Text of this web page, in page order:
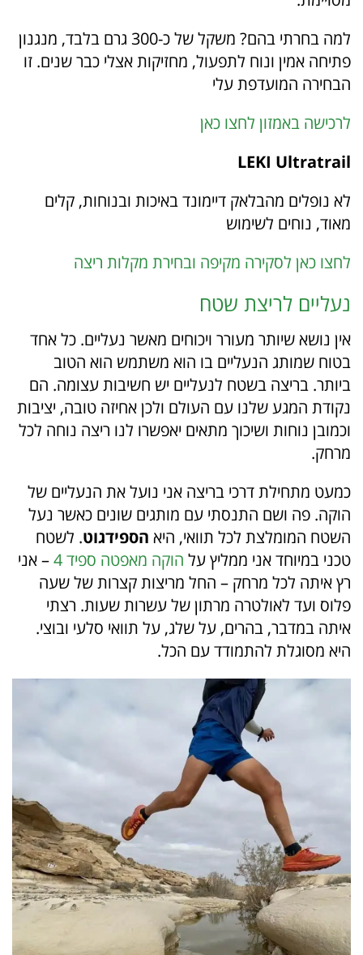
למה בחרתי בהם? משקל של כ-300 גרם בלבד, מנגנון
פתיחה אמין ונוח לתפעול, מחזיקות אצלי כבר שנים. זו
הבחירה המועדפת עלי
לרכישה באמזון לחצו כאן
LEKI Ultratrail
לא נופלים מהבלאק דיימונד באיכות ובנוחות, קלים
מאוד, נוחים לשימוש
לחצו כאן לסקירה מקיפה ובחירת מקלות ריצה
נעליים לריצת שטח
אין נושא שיותר מעורר ויכוחים מאשר נעליים. כל אחד
בטוח שמותג הנעליים בו הוא משתמש הוא הטוב
ביותר. בריצה בשטח לנעליים יש חשיבות עצומה. הם
נקודת המגע שלנו עם העולם ולכן אחיזה טובה, יציבות
וכמובן נוחות ושיכוך מתאים יאפשרו לנו ריצה נוחה לכל
מרחק.
כמעט מתחילת דרכי בריצה אני נועל את הנעליים של
הוקה. פה ושם התנסתי עם מותגים שונים כאשר נעל
השטח המומלצת לכל תוואי, היא הספידגוט. לשטח
טכני במיוחד אני ממליץ על הוקה מאפטה ספיד 4
– אני
רץ איתה לכל מרחק – החל מריצות קצרות של שעה
פלוס ועד לאולטרה מרתון של עשרות שעות. רצתי
איתה במדבר, בהרים, על שלג, על תוואי סלעי ובוצי.
היא מסוגלת להתמודד עם הכל.